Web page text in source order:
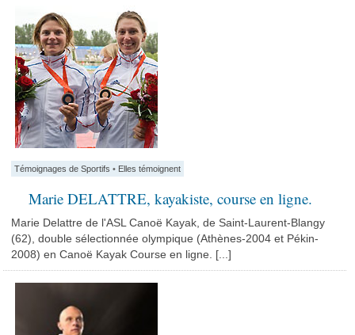
Témoignages de Sportifs • Elles témoignent
Marie DELATTRE, kayakiste, course en ligne.
Marie Delattre de l'ASL Canoë Kayak, de Saint-Laurent-Blangy
(62), double sélectionnée olympique (Athènes-2004 et Pékin-
2008) en Canoë Kayak Course en ligne. [...]